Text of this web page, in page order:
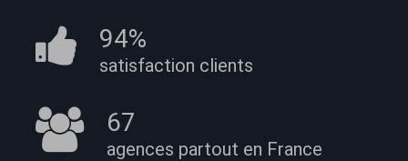
94%
satisfaction clients
67
agences partout en France